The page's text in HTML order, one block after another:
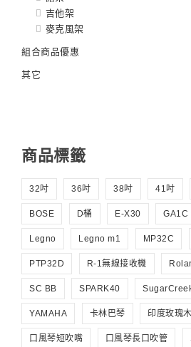
吉他架
麥克風架
組合商品優惠
其它
商品標籤
32吋 36吋 38吋 41吋
BOSE D桶 E-X30 GA1C
Legno Legno m1 MP32C
PTP32D R-1無線接收機
SC BB SPARK40
YAMAHA 卡林巴琴 印度玫瑰
口風琴短吹嘴 口風琴長口吹管